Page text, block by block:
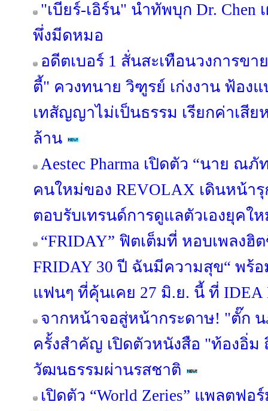
"เบียร์-เอิร์น" นำทัพบุก Dr. Chen
พึ่งมีดหมอ
อดีตเบอร์ 1 สั่นสะเทือนวงการข
ตี้" ควงทนาย วิฑูรย์ เก่งงาน ฟ้อง
เทสัญญาไม่เป็นธรรม เรียกค่าเสี
ล้าน
Aestec Pharma เปิดตัว “นาย ณภั
คนใหม่ของ REVOLAX เดินหน้า
ตอบรับเทรนด์การดูแลตัวเองยุคใ
“FRIDAY” ฟิตเต็มที่ หอบเพลงฮิ
FRIDAY 30 ปี ฉันมีความสุข“ พร้
แฟนๆ ที่คุ้นเคย 27 มิ.ย. นี้ ที่ IDEA
จากหน้าจอสู่หน้ากระดาษ! "ตั๊ก
ครั้งสำคัญ เปิดตัวหนังสือ "ท้องอิ่ม
วัฒนธรรมผ่านรสชาติ
เปิดตัว “World Zeries” แพลตฟ